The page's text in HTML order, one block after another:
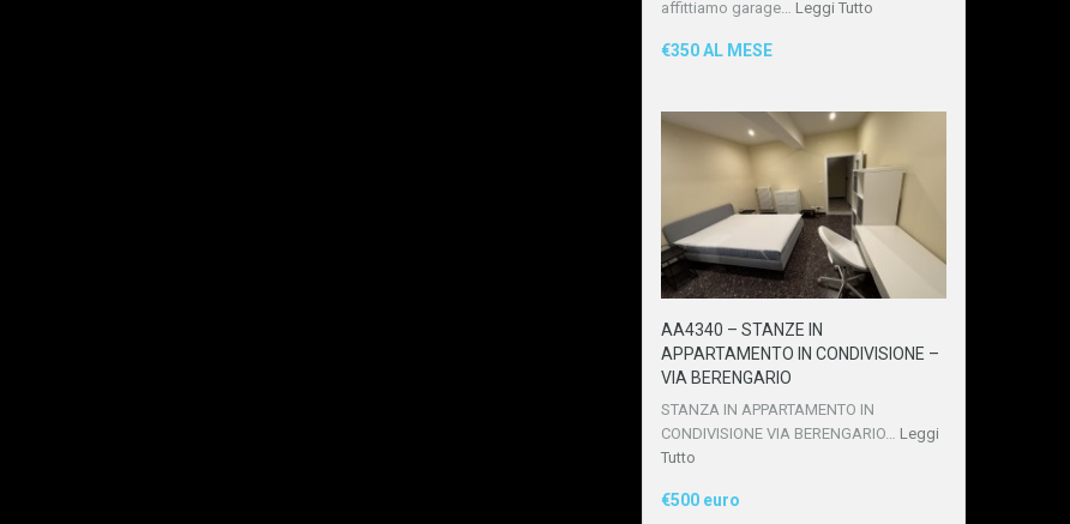
affittiamo garage… Leggi Tutto
€350 AL MESE
AA4340 – STANZE IN
APPARTAMENTO IN CONDIVISIONE –
VIA BERENGARIO
STANZA IN APPARTAMENTO IN
CONDIVISIONE VIA BERENGARIO… Leggi
Tutto
€500 euro